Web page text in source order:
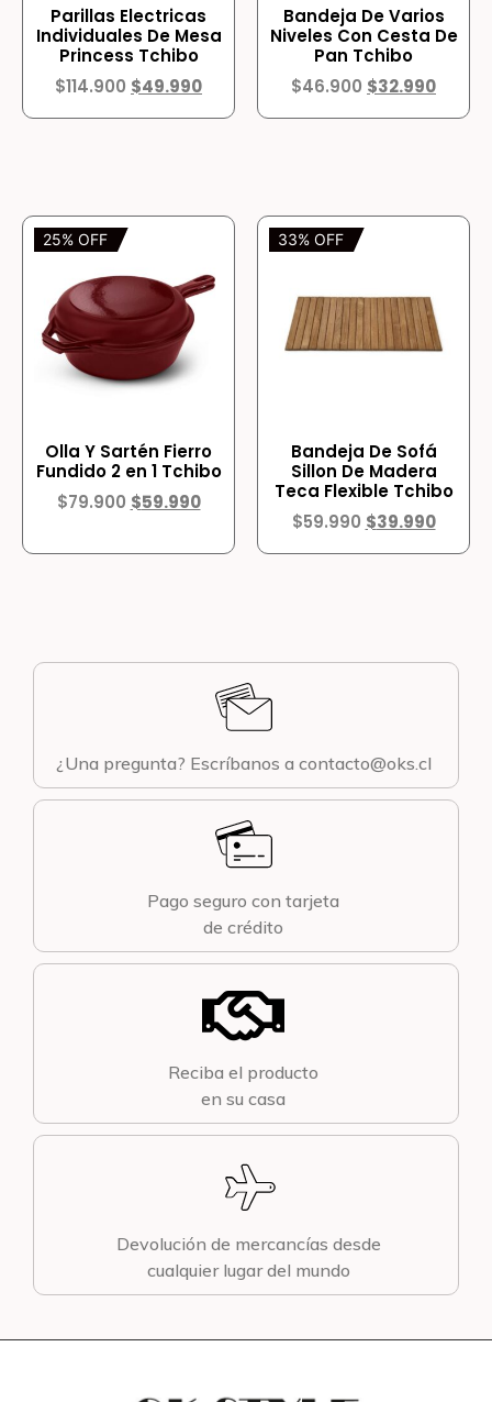
Parillas Electricas
Individuales De Mesa
Princess Tchibo
$114.900 $49.990
Bandeja De Varios
Niveles Con Cesta De
Pan Tchibo
$46.900 $32.990
25% OFF
Olla Y Sartén Fierro
Fundido 2 en 1 Tchibo
$79.900 $59.990
33% OFF
Bandeja De Sofá
Sillon De Madera
Teca Flexible Tchibo
$59.990 $39.990
¿Una pregunta? Escríbanos a contacto@oks.cl
Pago seguro con tarjeta
de crédito
Reciba el producto
en su casa
Devolución de mercancías desde
cualquier lugar del mundo